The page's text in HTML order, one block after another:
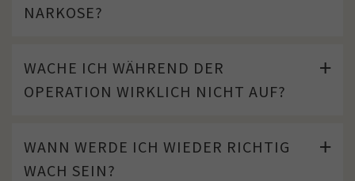
NARKOSE?
WACHE ICH WÄHREND DER
OPERATION WIRKLICH NICHT AUF?
WANN WERDE ICH WIEDER RICHTIG
WACH SEIN?